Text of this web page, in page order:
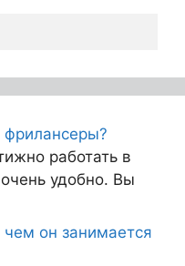
работать в
удобно. Вы
чем он занимается